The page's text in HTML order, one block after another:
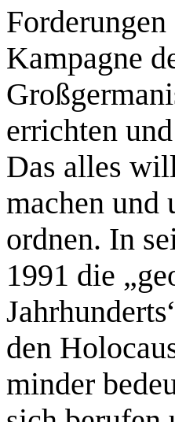
Kampagne
errichten
Das alles
machen und
ordnen. In
1991 die
den
minder